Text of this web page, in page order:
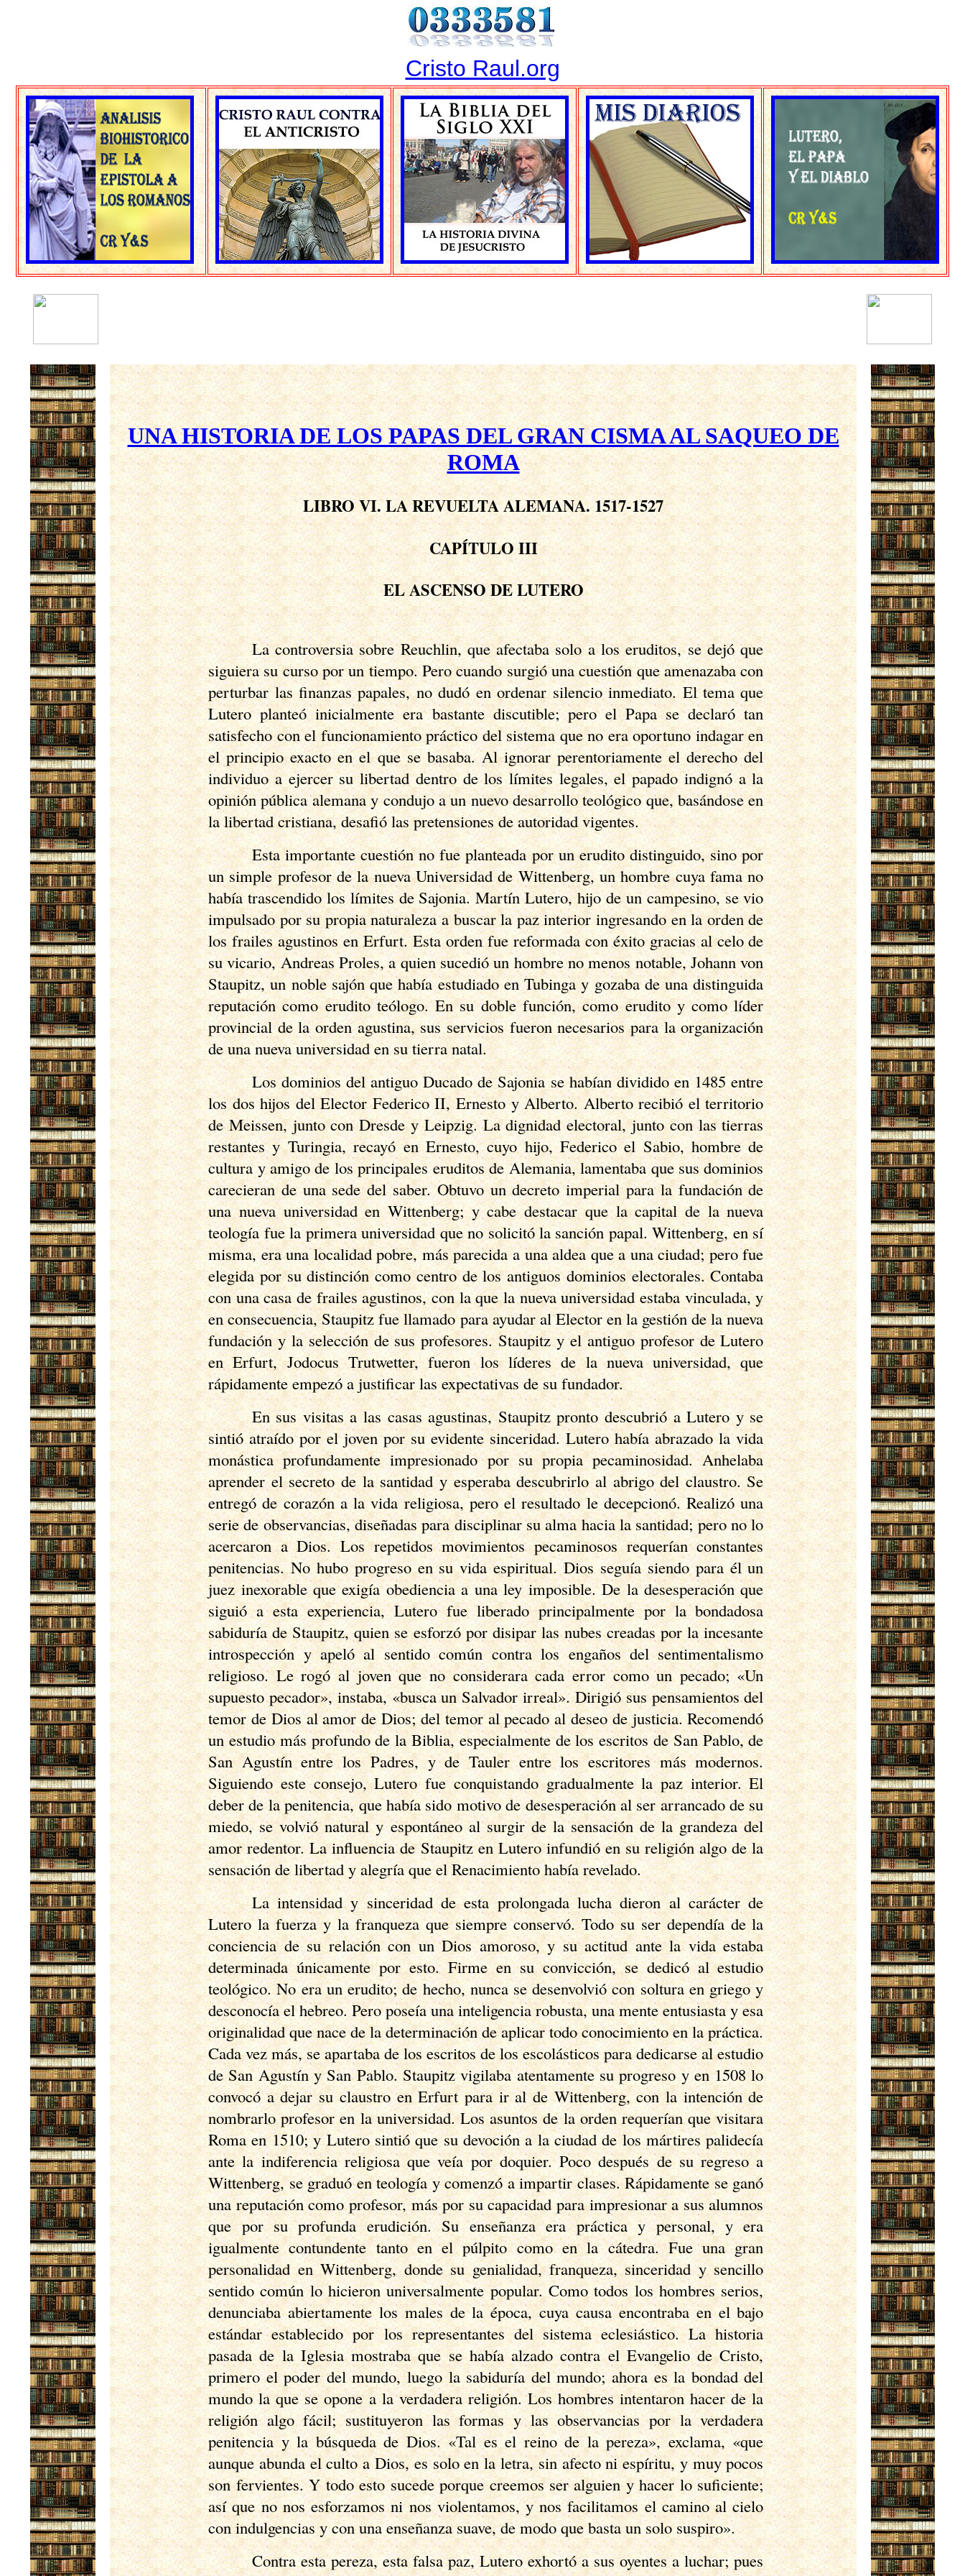
Cristo Raul.org
UNA HISTORIA DE LOS PAPAS DEL GRAN CISMA AL SAQUEO DE
ROMA
LIBRO VI. LA REVUELTA ALEMANA. 1517-1527
CAPÍTULO III
EL ASCENSO DE LUTERO
La controversia sobre Reuchlin, que afectaba solo a los eruditos, se dejó que
siguiera su curso por un tiempo. Pero cuando surgió una cuestión que amenazaba con
perturbar las finanzas papales, no dudó en ordenar silencio inmediato. El tema que
Lutero planteó inicialmente era bastante discutible; pero el Papa se declaró tan
satisfecho con el funcionamiento práctico del sistema que no era oportuno indagar en
el principio exacto en el que se basaba. Al ignorar perentoriamente el derecho del
individuo a ejercer su libertad dentro de los límites legales, el papado indignó a la
opinión pública alemana y condujo a un nuevo desarrollo teológico que, basándose en
la libertad cristiana, desafió las pretensiones de autoridad vigentes.
Esta importante cuestión no fue planteada por un erudito distinguido, sino por
un simple profesor de la nueva Universidad de Wittenberg, un hombre cuya fama no
había trascendido los límites de Sajonia. Martín Lutero, hijo de un campesino, se vio
impulsado por su propia naturaleza a buscar la paz interior ingresando en la orden de
los frailes agustinos en Erfurt. Esta orden fue reformada con éxito gracias al celo de
su vicario, Andreas Proles, a quien sucedió un hombre no menos notable, Johann von
Staupitz, un noble sajón que había estudiado en Tubinga y gozaba de una distinguida
reputación como erudito teólogo. En su doble función, como erudito y como líder
provincial de la orden agustina, sus servicios fueron necesarios para la organización
de una nueva universidad en su tierra natal.
Los dominios del antiguo Ducado de Sajonia se habían dividido en 1485 entre
los dos hijos del Elector Federico II, Ernesto y Alberto. Alberto recibió el territorio
de Meissen, junto con Dresde y Leipzig. La dignidad electoral, junto con las tierras
restantes y Turingia, recayó en Ernesto, cuyo hijo, Federico el Sabio, hombre de
cultura y amigo de los principales eruditos de Alemania, lamentaba que sus dominios
carecieran de una sede del saber. Obtuvo un decreto imperial para la fundación de
una nueva universidad en Wittenberg; y cabe destacar que la capital de la nueva
teología fue la primera universidad que no solicitó la sanción papal. Wittenberg, en sí
misma, era una localidad pobre, más parecida a una aldea que a una ciudad; pero fue
elegida por su distinción como centro de los antiguos dominios electorales. Contaba
con una casa de frailes agustinos, con la que la nueva universidad estaba vinculada, y
en consecuencia, Staupitz fue llamado para ayudar al Elector en la gestión de la nueva
fundación y la selección de sus profesores. Staupitz y el antiguo profesor de Lutero
en Erfurt, Jodocus Trutwetter, fueron los líderes de la nueva universidad, que
rápidamente empezó a justificar las expectativas de su fundador.
En sus visitas a las casas agustinas, Staupitz pronto descubrió a Lutero y se
sintió atraído por el joven por su evidente sinceridad. Lutero había abrazado la vida
monástica profundamente impresionado por su propia pecaminosidad. Anhelaba
aprender el secreto de la santidad y esperaba descubrirlo al abrigo del claustro. Se
entregó de corazón a la vida religiosa, pero el resultado le decepcionó. Realizó una
serie de observancias, diseñadas para disciplinar su alma hacia la santidad; pero no lo
acercaron a Dios. Los repetidos movimientos pecaminosos requerían constantes
penitencias. No hubo progreso en su vida espiritual. Dios seguía siendo para él un
juez inexorable que exigía obediencia a una ley imposible. De la desesperación que
siguió a esta experiencia, Lutero fue liberado principalmente por la bondadosa
sabiduría de Staupitz, quien se esforzó por disipar las nubes creadas por la incesante
introspección y apeló al sentido común contra los engaños del sentimentalismo
religioso. Le rogó al joven que no considerara cada error como un pecado; «Un
supuesto pecador», instaba, «busca un Salvador irreal». Dirigió sus pensamientos del
temor de Dios al amor de Dios; del temor al pecado al deseo de justicia. Recomendó
un estudio más profundo de la Biblia, especialmente de los escritos de San Pablo, de
San Agustín entre los Padres, y de Tauler entre los escritores más modernos.
Siguiendo este consejo, Lutero fue conquistando gradualmente la paz interior. El
deber de la penitencia, que había sido motivo de desesperación al ser arrancado de su
miedo, se volvió natural y espontáneo al surgir de la sensación de la grandeza del
amor redentor. La influencia de Staupitz en Lutero infundió en su religión algo de la
sensación de libertad y alegría que el Renacimiento había revelado.
La intensidad y sinceridad de esta prolongada lucha dieron al carácter de
Lutero la fuerza y ​​la franqueza que siempre conservó. Todo su ser dependía de la
conciencia de su relación con un Dios amoroso, y su actitud ante la vida estaba
determinada únicamente por esto. Firme en su convicción, se dedicó al estudio
teológico. No era un erudito; de hecho, nunca se desenvolvió con soltura en griego y
desconocía el hebreo. Pero poseía una inteligencia robusta, una mente entusiasta y esa
originalidad que nace de la determinación de aplicar todo conocimiento en la práctica.
Cada vez más, se apartaba de los escritos de los escolásticos para dedicarse al estudio
de San Agustín y San Pablo. Staupitz vigilaba atentamente su progreso y en 1508 lo
convocó a dejar su claustro en Erfurt para ir al de Wittenberg, con la intención de
nombrarlo profesor en la universidad. Los asuntos de la orden requerían que visitara
Roma en 1510; y Lutero sintió que su devoción a la ciudad de los mártires palidecía
ante la indiferencia religiosa que veía por doquier. Poco después de su regreso a
Wittenberg, se graduó en teología y comenzó a impartir clases. Rápidamente se ganó
una reputación como profesor, más por su capacidad para impresionar a sus alumnos
que por su profunda erudición. Su enseñanza era práctica y personal, y era
igualmente contundente tanto en el púlpito como en la cátedra. Fue una gran
personalidad en Wittenberg, donde su genialidad, franqueza, sinceridad y sencillo
sentido común lo hicieron universalmente popular. Como todos los hombres serios,
denunciaba abiertamente los males de la época, cuya causa encontraba en el bajo
estándar establecido por los representantes del sistema eclesiástico. La historia
pasada de la Iglesia mostraba que se había alzado contra el Evangelio de Cristo,
primero el poder del mundo, luego la sabiduría del mundo; ahora es la bondad del
mundo la que se opone a la verdadera religión. Los hombres intentaron hacer de la
religión algo fácil; sustituyeron las formas y las observancias por la verdadera
penitencia y la búsqueda de Dios. «Tal es el reino de la pereza», exclama, «que
aunque abunda el culto a Dios, es solo en la letra, sin afecto ni espíritu, y muy pocos
son fervientes. Y todo esto sucede porque creemos ser alguien y hacer lo suficiente;
así que no nos esforzamos ni nos violentamos, y nos facilitamos el camino al cielo
con indulgencias y con una enseñanza suave, de modo que basta un solo suspiro».
Contra esta pereza, esta falsa paz, Lutero exhortó a sus oyentes a luchar; pues